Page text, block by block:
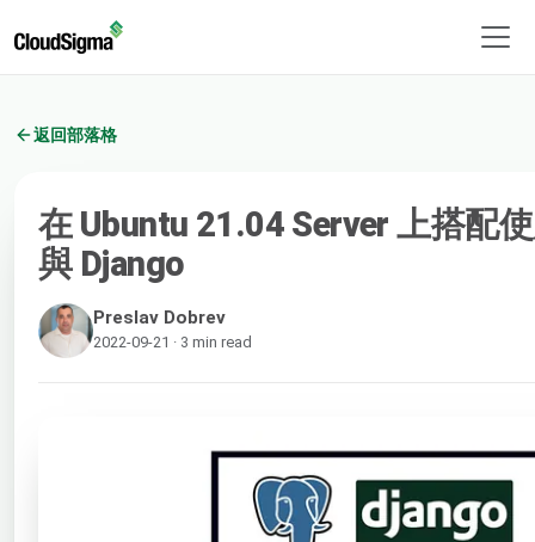
返回部落格
在 Ubuntu 21.04 Server 上搭配
與 Django
Preslav Dobrev
2022-09-21 · 3 min read